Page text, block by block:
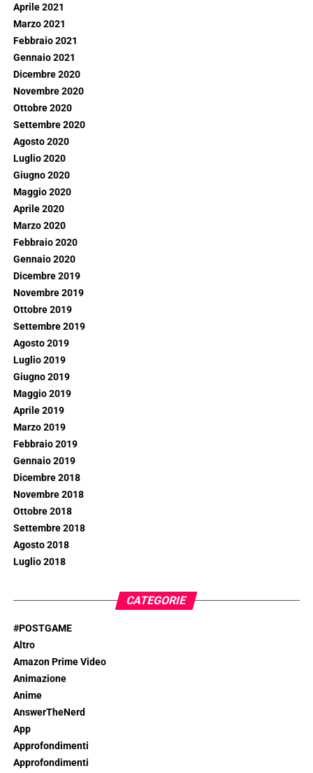
Aprile 2021
Marzo 2021
Febbraio 2021
Gennaio 2021
Dicembre 2020
Novembre 2020
Ottobre 2020
Settembre 2020
Agosto 2020
Luglio 2020
Giugno 2020
Maggio 2020
Aprile 2020
Marzo 2020
Febbraio 2020
Gennaio 2020
Dicembre 2019
Novembre 2019
Ottobre 2019
Settembre 2019
Agosto 2019
Luglio 2019
Giugno 2019
Maggio 2019
Aprile 2019
Marzo 2019
Febbraio 2019
Gennaio 2019
Dicembre 2018
Novembre 2018
Ottobre 2018
Settembre 2018
Agosto 2018
Luglio 2018
CATEGORIE
#POSTGAME
Altro
Amazon Prime Video
Animazione
Anime
AnswerTheNerd
App
Approfondimenti
Approfondimenti